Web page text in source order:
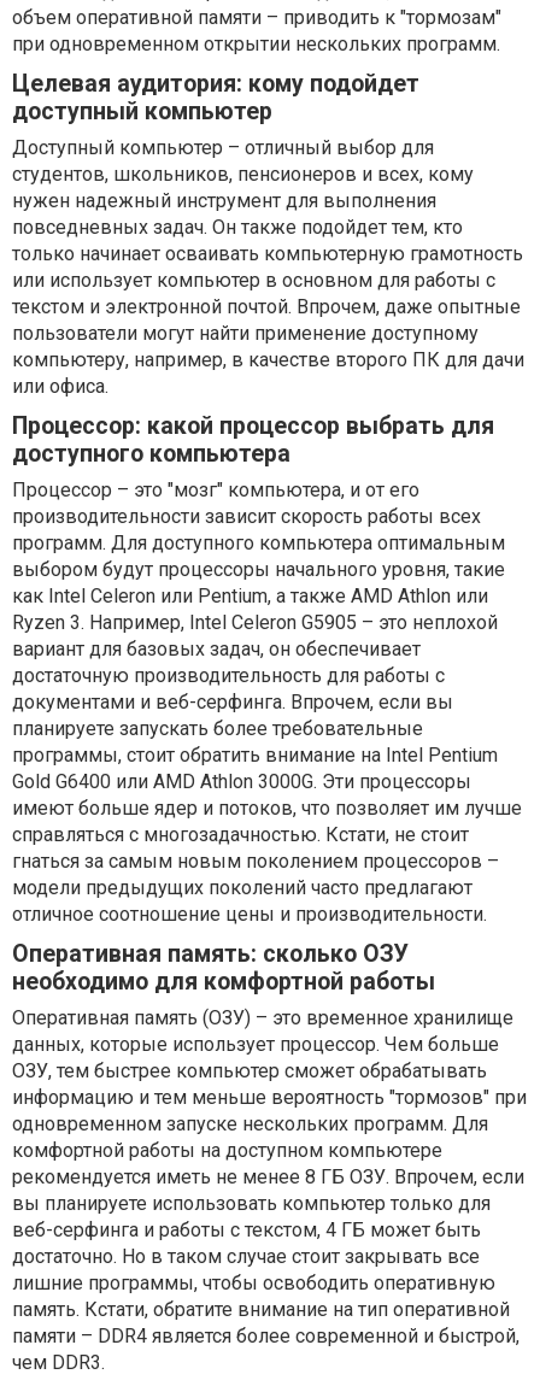
объем оперативной памяти – приводить к "тормозам"
при одновременном открытии нескольких программ.
Целевая аудитория: кому подойдет
доступный компьютер
Доступный компьютер – отличный выбор для
студентов, школьников, пенсионеров и всех, кому
нужен надежный инструмент для выполнения
повседневных задач. Он также подойдет тем, кто
только начинает осваивать компьютерную грамотность
или использует компьютер в основном для работы с
текстом и электронной почтой. Впрочем, даже опытные
пользователи могут найти применение доступному
компьютеру, например, в качестве второго ПК для дачи
или офиса.
Процессор: какой процессор выбрать для
доступного компьютера
Процессор – это "мозг" компьютера, и от его
производительности зависит скорость работы всех
программ. Для доступного компьютера оптимальным
выбором будут процессоры начального уровня, такие
как Intel Celeron или Pentium, а также AMD Athlon или
Ryzen 3. Например, Intel Celeron G5905 – это неплохой
вариант для базовых задач, он обеспечивает
достаточную производительность для работы с
документами и веб-серфинга. Впрочем, если вы
планируете запускать более требовательные
программы, стоит обратить внимание на Intel Pentium
Gold G6400 или AMD Athlon 3000G. Эти процессоры
имеют больше ядер и потоков, что позволяет им лучше
справляться с многозадачностью. Кстати, не стоит
гнаться за самым новым поколением процессоров –
модели предыдущих поколений часто предлагают
отличное соотношение цены и производительности.
Оперативная память: сколько ОЗУ
необходимо для комфортной работы
Оперативная память (ОЗУ) – это временное хранилище
данных, которые использует процессор. Чем больше
ОЗУ, тем быстрее компьютер сможет обрабатывать
информацию и тем меньше вероятность "тормозов" при
одновременном запуске нескольких программ. Для
комфортной работы на доступном компьютере
рекомендуется иметь не менее 8 ГБ ОЗУ. Впрочем, если
вы планируете использовать компьютер только для
веб-серфинга и работы с текстом, 4 ГБ может быть
достаточно. Но в таком случае стоит закрывать все
лишние программы, чтобы освободить оперативную
память. Кстати, обратите внимание на тип оперативной
памяти – DDR4 является более современной и быстрой,
чем DDR3.